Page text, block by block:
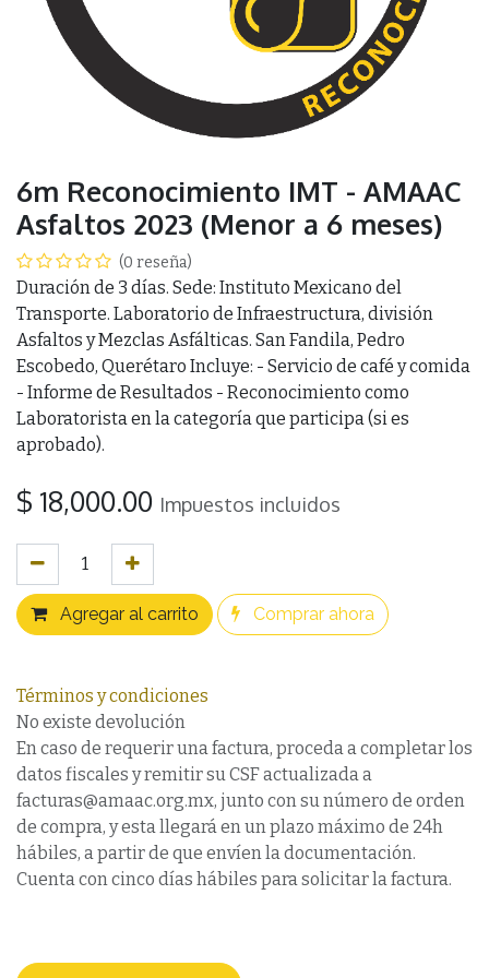
6m Reconocimiento IMT - AMAAC
Asfaltos 2023 (Menor a 6 meses)
(0 reseña)
Duración de 3 días. Sede: Instituto Mexicano del
Transporte. Laboratorio de Infraestructura, división
Asfaltos y Mezclas Asfálticas. San Fandila, Pedro
Escobedo, Querétaro Incluye: - Servicio de café y comida
- Informe de Resultados - Reconocimiento como
Laboratorista en la categoría que participa (si es
aprobado).
$ 18,000.00 Impuestos incluidos
Agregar al carrito Comprar ahora
Términos y condiciones
No existe devolución
En caso de requerir una factura, proceda a completar los
datos fiscales y remitir su CSF actualizada a
facturas@amaac.org.mx, junto con su número de orden
de compra, y esta llegará en un plazo máximo de 24h
hábiles, a partir de que envíen la documentación.
Cuenta con cinco días hábiles para solicitar la factura.